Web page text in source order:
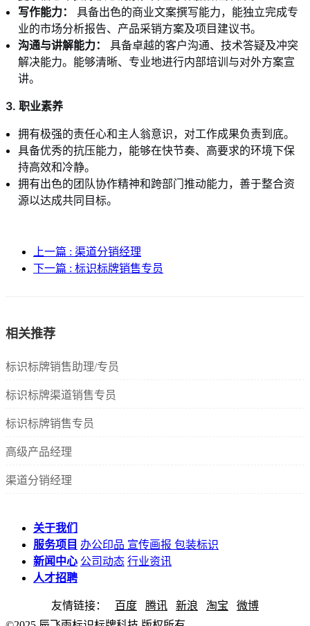
写作能力：
具备出色的商业文案撰写能力，能独立完成专
业的市场分析报告、产品采销方案及项目建议书。
沟通与讲解能力：
具备卓越的客户沟通、技术答疑及冲突
解决能力。能够清晰、专业地进行内部培训与对外方案宣
讲。
3. 职业素养
拥有极强的责任心和主人翁意识，对工作成果负责到底。
具备优秀的抗压能力，能够在快节奏、高要求的环境下保
持高效和冷静。
拥有出色的团队协作精神和跨部门推动能力，善于整合资
源以达成共同目标。
上一篇 : 渠道分销经理
下一篇 : 标识标牌销售专员
相关推荐
标识标牌销售助理/专员
标识标牌渠道销售专员
标识标牌销售专员
高级产品经理
渠道分销经理
关于我们
服务项目 办公印品 宣传画报 包装标识
新闻中心 公司动态 行业资讯
人才招聘
友情链接： 百度 腾讯 新浪 淘宝
微博